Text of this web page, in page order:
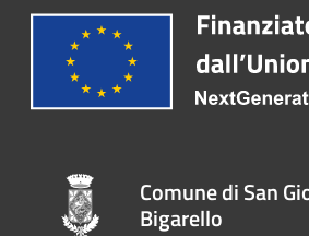
Comune di San
Bigarello